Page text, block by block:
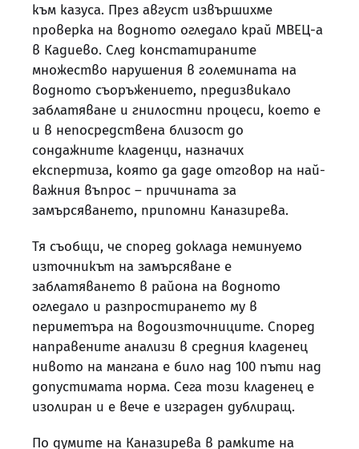
към казуса. През август извършихме
проверка на водното огледало край МВЕЦ-а
в Кадиево. След констатираните
множество нарушения в големината на
водното съоръжението, предизвикало
заблатяване и гнилостни процеси, което е
и в непосредствена близост до
сондажните кладенци, назначих
експертиза, която да даде отговор на най-
важния въпрос – причината за
замърсяването, припомни Каназирева.
Тя съобщи, че според доклада неминуемо
източникът на замърсяване е
заблатяването в района на водното
огледало и разпростирането му в
периметъра на водоизточниците. Според
направените анализи в средния кладенец
нивото на мангана е било над 100 пъти над
допустимата норма. Сега този кладенец е
изолиран и е вече е изграден дублиращ.
По думите на Каназирева в рамките на